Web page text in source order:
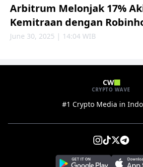
Arbitrum Melonjak 17%
Kemitraan dengan
June 30, 2025 | 14:04 WIB
CW
CRYPTO WAVE
#1 Crypto Media in